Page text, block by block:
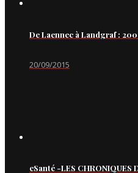
De Laennec à Landgraf :
20/09/2015
eSanté -LES CHRONIQUES